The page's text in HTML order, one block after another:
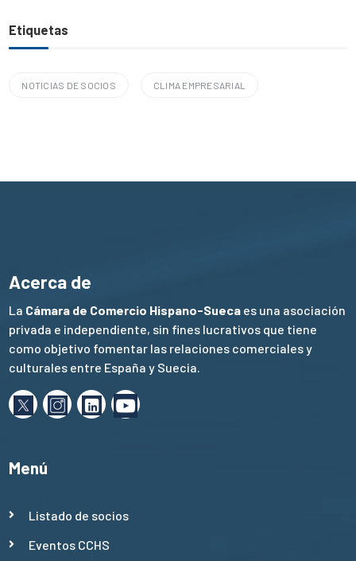
Etiquetas
NOTICIAS DE SOCIOS CLIMA EMPRESARIAL
Acerca de
La Cámara de Comercio Hispano-Sueca es una asociación
privada e independiente, sin fines lucrativos que tiene
como objetivo fomentar las relaciones comerciales y
culturales entre España y Suecia.
Menú
Listado de socios
Eventos CCHS